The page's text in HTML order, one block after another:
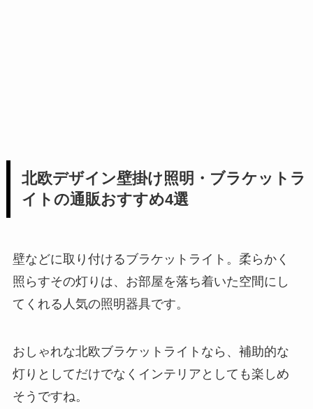
北欧デザイン壁掛け照明・ブラケットラ
イトの通販おすすめ4選
壁などに取り付けるブラケットライト。柔らかく
照らすその灯りは、お部屋を落ち着いた空間にし
てくれる人気の照明器具です。
おしゃれな北欧ブラケットライトなら、補助的な
灯りとしてだけでなくインテリアとしても楽しめ
そうですね。